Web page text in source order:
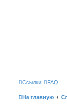
Ссылки FAQ
На главную